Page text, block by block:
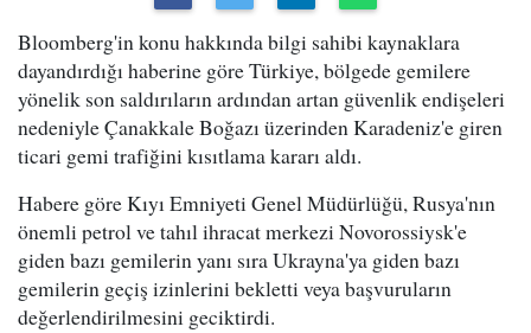
Bloomberg'in konu hakkında bilgi sahibi kaynaklara
dayandırdığı haberine göre Türkiye, bölgede gemilere
yönelik son saldırıların ardından artan güvenlik endişeleri
nedeniyle Çanakkale Boğazı üzerinden Karadeniz'e giren
ticari gemi trafiğini kısıtlama kararı aldı.
Habere göre Kıyı Emniyeti Genel Müdürlüğü, Rusya'nın
önemli petrol ve tahıl ihracat merkezi Novorossiysk'e
giden bazı gemilerin yanı sıra Ukrayna'ya giden bazı
gemilerin geçiş izinlerini bekletti veya başvuruların
değerlendirilmesini geciktirdi.